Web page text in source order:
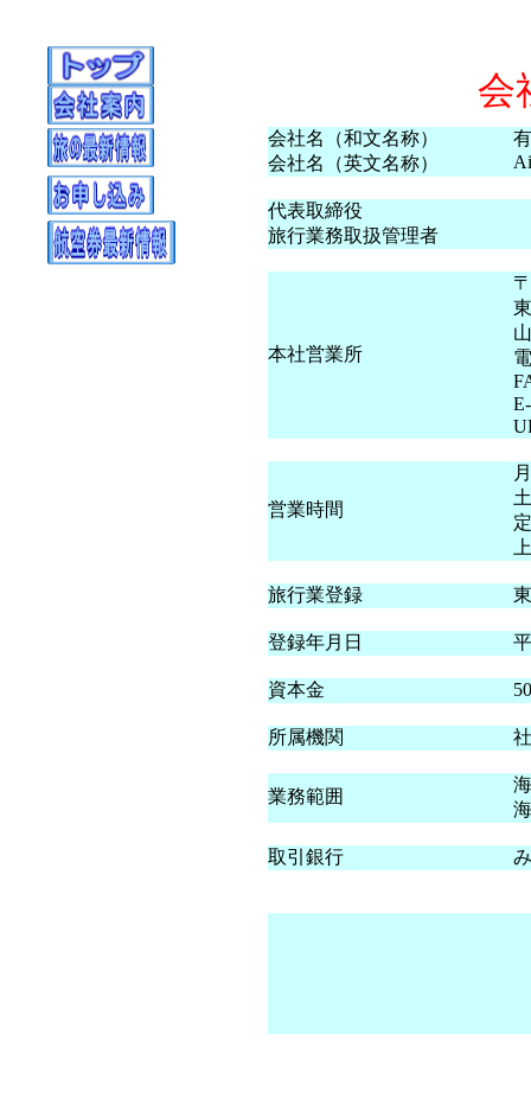
会
会社名（和文名称）
会社名（英文名称）
代表取締役
旅行業務取扱管理者
本社営業所
営業時間
旅行業登録
登録年月日
資本金
所属機関
業務範囲
取引銀行